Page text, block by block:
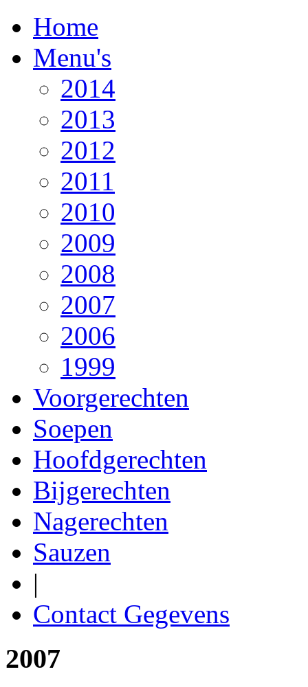
Home
Menu's
2014
2013
2012
2011
2010
2009
2008
2007
2006
1999
Voorgerechten
Soepen
Hoofdgerechten
Bijgerechten
Nagerechten
Sauzen
|
Contact Gegevens
2007